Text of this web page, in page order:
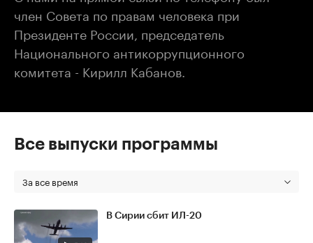
член Совета по правам человека при
Президенте России, председатель
Национального антикоррупционного
комитета - Кирилл Кабанов.
Все выпуски программы
За все время
В Сирии сбит ИЛ-20